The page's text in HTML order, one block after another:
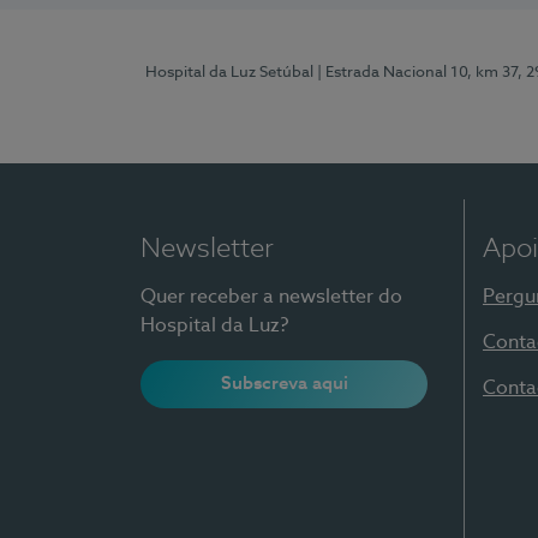
Hospital da Luz Setúbal | Estrada Nacional 10, km 37,
Newsletter
Quer receber a newsletter do
Hospital da Luz?
Subscreva aqui